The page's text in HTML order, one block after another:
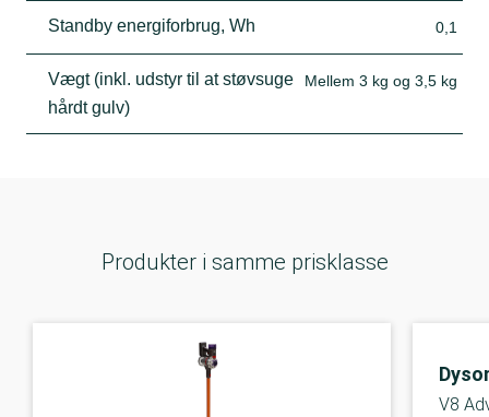
Standby energiforbrug, Wh 0,1
Vægt (inkl. udstyr til at støvsuge
hårdt gulv)
Mellem 3 kg og 3,5 kg
Produkter i samme prisklasse
V8